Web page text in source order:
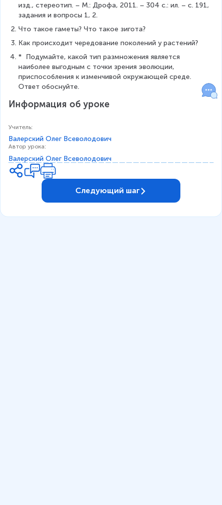
изд., стереотип. – М.: Дрофа, 2011. – 304 с.: ил. – с. 191,
задания и вопросы 1, 2.
Что такое гаметы? Что такое зигота?
Как происходит чередование поколений у растений?
*  Подумайте, какой тип размножения является
наиболее выгодным с точки зрения эволюции,
приспособления к изменчивой окружающей среде.
Ответ обоснуйте.
Информация об уроке
Учитель:
Валерский Олег Всевoлодович
Автор урока:
Валерский Олег Всевoлодович
Следующий шаг